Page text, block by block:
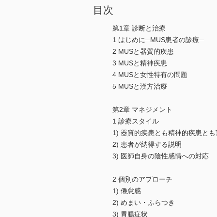
目次
第1章 診断と治療
1 はじめに─MUS患者の診療─
2 MUSと器質的疾患
3 MUSと精神疾患
4 MUSと女性特有の問題
5 MUSと漢方治療
第2章 マネジメント
1 診療スタイル
1) 器質的疾患とも精神的疾患とも
2) 患者が納得する説明
3) 医師自身の陰性感情への対応
2 個別のアプローチ
1) 倦怠感
2) めまい・ふらつき
3) 胃腸症状